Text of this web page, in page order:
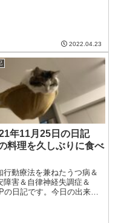
2022.04.23
年11月25日の日記
料理を久しぶりに食べ
行動療法を兼ねたうつ病＆
障害＆自律神経失調症＆
の日記です。今日の出来事